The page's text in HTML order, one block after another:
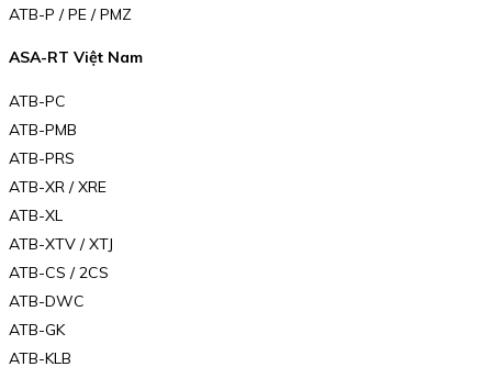
ATB-P / PE / PMZ
ASA-RT Việt Nam
ATB-PC
ATB-PMB
ATB-PRS
ATB-XR / XRE
ATB-XL
ATB-XTV / XTJ
ATB-CS / 2CS
ATB-DWC
ATB-GK
ATB-KLB